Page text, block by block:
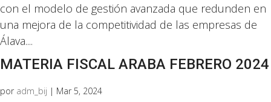
con el modelo de gestión avanzada que redunden en
una mejora de la competitividad de las empresas de
Álava....
MATERIA FISCAL ARABA FEBRERO 2024
por adm_bij | Mar 5, 2024